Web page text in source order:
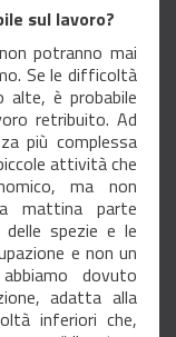
sul lavoro?
potranno mai
Se le difficoltà
è probabile
retribuito. Ad
più complessa
attività che
ma non
mattina parte
spezie e le
e non un
dovuto
adatta alla
inferiori che,